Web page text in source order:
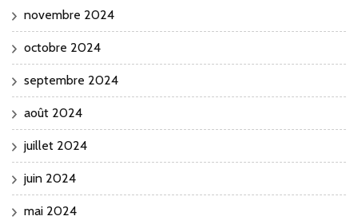
novembre 2024
octobre 2024
septembre 2024
août 2024
juillet 2024
juin 2024
mai 2024